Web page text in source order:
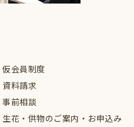
仮会員制度
資料請求
事前相談
生花・供物のご案内・お申込み